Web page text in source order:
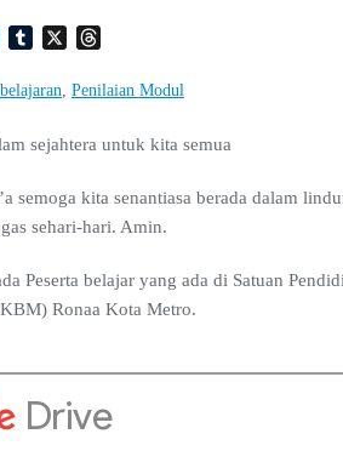
n
e
n
m
X
r
, Penilaian Modul
sejahtera untuk kita semua
semoga kita senantiasa berada dalam
sehari-hari. Amin.
Peserta belajar yang ada di Satuan
Ronaa Kota Metro.